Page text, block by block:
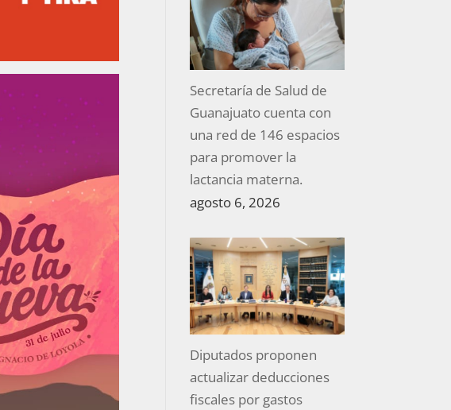
Secretaría de Salud de
Guanajuato cuenta con
una red de 146 espacios
para promover la
lactancia materna.
agosto 6, 2026
Diputados proponen
actualizar deducciones
fiscales por gastos